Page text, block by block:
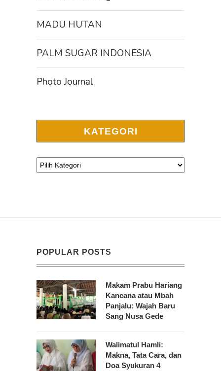
MADU HUTAN
PALM SUGAR INDONESIA
Photo Journal
KATEGORI
POPULAR POSTS
Makam Prabu Hariang
Kancana atau Mbah
Panjalu: Wajah Baru
Sang Nusa Gede
Walimatul Hamli:
Makna, Tata Cara, dan
Doa Syukuran 4